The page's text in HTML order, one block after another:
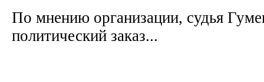
По мнению организации, судья
политический заказ...